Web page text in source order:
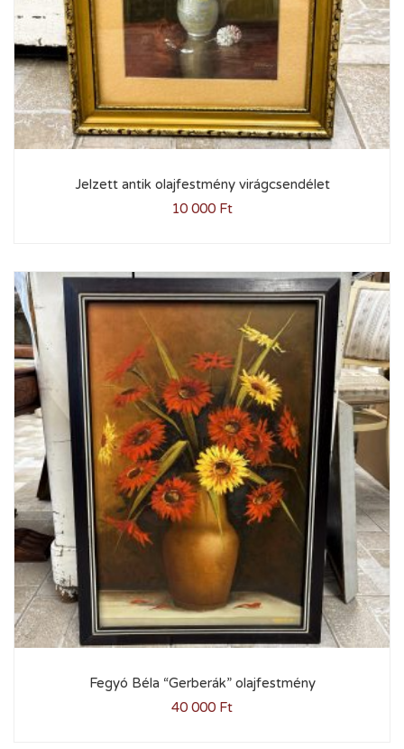
Jelzett antik olajfestmény virágcsendélet
10 000 Ft
Fegyó Béla “Gerberák” olajfestmény
40 000 Ft